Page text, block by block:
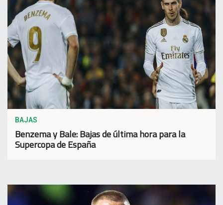
BAJAS
Benzema y Bale: Bajas de última hora para la
Supercopa de España